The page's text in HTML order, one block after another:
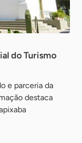
do Turismo
e parceria da
destaca